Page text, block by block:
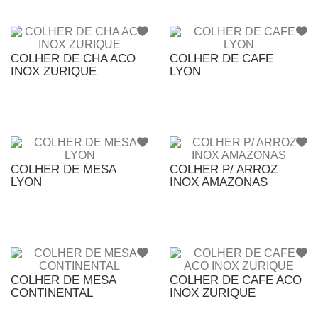
COLHER DE CHA ACO
INOX ZURIQUE
COLHER DE CAFE
LYON
COLHER DE MESA
LYON
COLHER P/ ARROZ
INOX AMAZONAS
COLHER DE MESA
CONTINENTAL
COLHER DE CAFE ACO
INOX ZURIQUE